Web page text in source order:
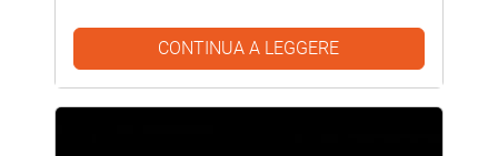
CONTINUA A LEGGERE